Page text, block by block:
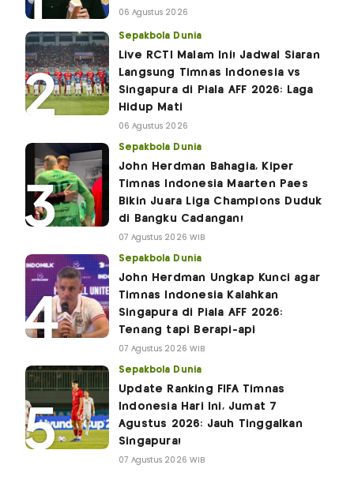
06 Agustus 2026
Sepakbola Dunia
Live RCTI Malam Ini! Jadwal Siaran
Langsung Timnas Indonesia vs
Singapura di Piala AFF 2026: Laga
Hidup Mati
06 Agustus 2026
Sepakbola Dunia
John Herdman Bahagia, Kiper
Timnas Indonesia Maarten Paes
Bikin Juara Liga Champions Duduk
di Bangku Cadangan!
07 Agustus 2026 WIB
Sepakbola Dunia
John Herdman Ungkap Kunci agar
Timnas Indonesia Kalahkan
Singapura di Piala AFF 2026:
Tenang tapi Berapi-api
07 Agustus 2026 WIB
Sepakbola Dunia
Update Ranking FIFA Timnas
Indonesia Hari Ini, Jumat 7
Agustus 2026: Jauh Tinggalkan
Singapura!
07 Agustus 2026 WIB